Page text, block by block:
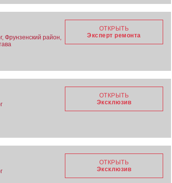
Фрунзенский район,
ОТКРЫТЬ
Эксперт ремонта
ОТКРЫТЬ
Эксклюзив
ОТКРЫТЬ
Эксклюзив